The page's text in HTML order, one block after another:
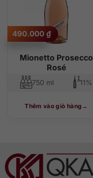
Mionetto Prosecco
Rosé
490.000 ₫
750 ml 11%
Thêm vào giỏ hàng